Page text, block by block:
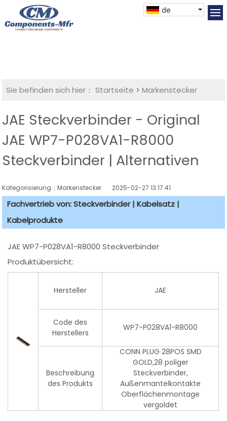
de
Sie befinden sich hier： Startseite >Markenstecker
JAE Steckverbinder - Original
JAE WP7-P028VA1-R8000
Steckverbinder | Alternativen
Kategorisierung：Markenstecker 2025-02-27 13:17:41
Fachvertrieb von: Steckverbinder | Kabelsatz |
Kabelprodukte
JAE WP7-P028VA1-R8000 Steckverbinder
Produktübersicht:
Hersteller JAE
Code des
Herstellers
WP7-P028VA1-R8000
Beschreibung
des Produkts
CONN PLUG 28POS SMD
GOLD,28 poliger
Steckverbinder,
Außenmantelkontakte
Oberflächenmontage
vergoldet